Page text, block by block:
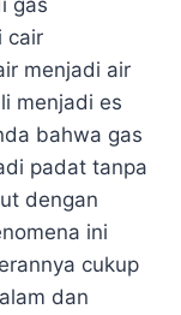
cair
menjadi air
menjadi es
bahwa gas
padat tanpa
dengan
ini
cukup
dan